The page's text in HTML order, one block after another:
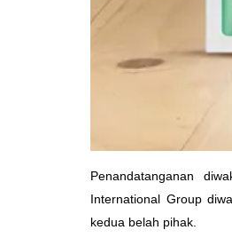
Penandatanganan
International Group
kedua belah pihak.